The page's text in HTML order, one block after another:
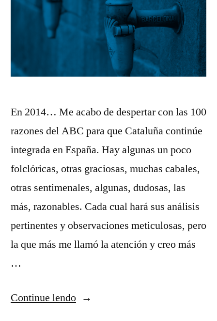
En 2014… Me acabo de despertar con las 100
razones del ABC para que Cataluña continúe
integrada en España. Hay algunas un poco
folclóricas, otras graciosas, muchas cabales,
otras sentimenales, algunas, dudosas, las
más, razonables. Cada cual hará sus análisis
pertinentes y observaciones meticulosas, pero
la que más me llamó la atención y creo más
…
Continue lendo“Cataluña,